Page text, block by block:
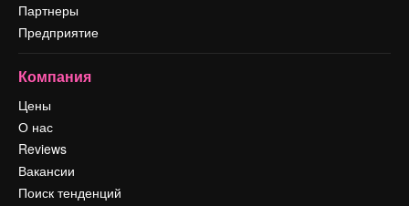
Партнеры
Предприятие
Компания
Цены
О нас
Reviews
Вакансии
Поиск тенденций